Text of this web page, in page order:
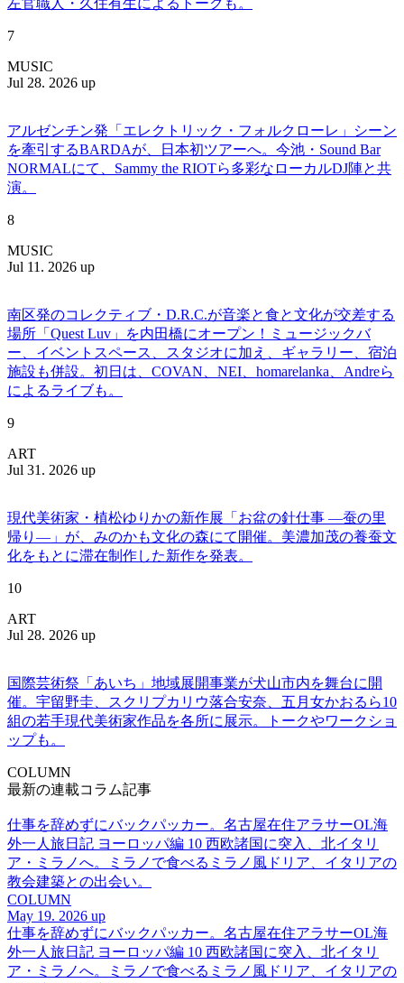
左官職人・久住有生によるトークも。
7
MUSIC
Jul 28. 2026 up
アルゼンチン発「エレクトリック・フォルクローレ」シーン
を牽引するBARDAが、日本初ツアーへ。今池・Sound Bar
NORMALにて、Sammy the RIOTら多彩なローカルDJ陣と共
演。
8
MUSIC
Jul 11. 2026 up
南区発のコレクティブ・D.R.C.が⾳楽と⾷と⽂化が交差する
場所「Quest Luv」を内田橋にオープン！ミュージックバ
ー、イベントスペース、スタジオに加え、ギャラリー、宿泊
施設も併設。初日は、COVAN、NEI、homarelanka、Andreら
によるライブも。
9
ART
Jul 31. 2026 up
現代美術家・植松ゆりかの新作展「お盆の針仕事 ―蚕の里
帰り―」が、みのかも文化の森にて開催。美濃加茂の養蚕文
化をもとに滞在制作した新作を発表。
10
ART
Jul 28. 2026 up
国際芸術祭「あいち」地域展開事業が犬山市内を舞台に開
催。宇留野圭、スクリプカリウ落合安奈、五月女かおるら10
組の若手現代美術家作品を各所に展示。トークやワークショ
ップも。
COLUMN
最新の連載コラム記事
仕事を辞めずにバックパッカー。名古屋在住アラサーOL海
外一人旅日記 ヨーロッパ編 10 西欧諸国に突入、北イタリ
ア・ミラノへ。ミラノで食べるミラノ風ドリア、イタリアの
教会建築との出会い。
COLUMN
May 19. 2026 up
仕事を辞めずにバックパッカー。名古屋在住アラサーOL海
外一人旅日記 ヨーロッパ編 10 西欧諸国に突入、北イタリ
ア・ミラノへ。ミラノで食べるミラノ風ドリア、イタリアの